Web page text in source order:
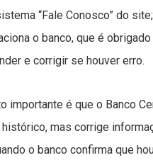
“Fale Conosco” do site;
o banco, que é obrigado
e corrigir se houver erro.
importante é que o Banco
histórico, mas corrige
o banco confirma que